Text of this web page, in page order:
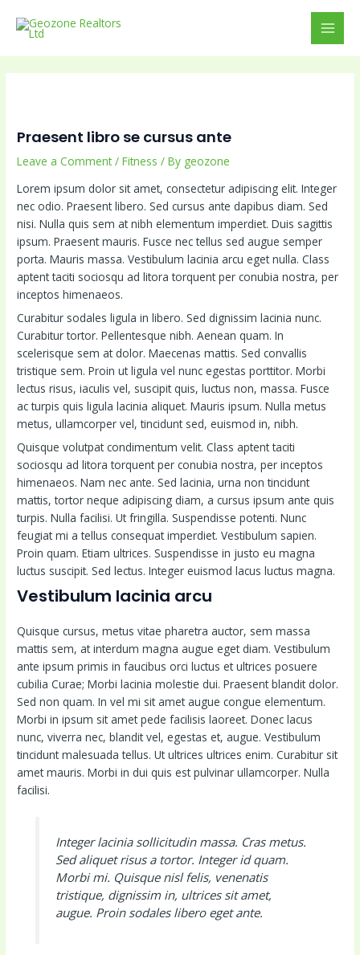
content
Praesent libro se cursus ante
Leave a Comment /Fitness / By geozone
Lorem ipsum dolor sit amet, consectetur adipiscing elit. Integer
nec odio. Praesent libero. Sed cursus ante dapibus diam. Sed
nisi. Nulla quis sem at nibh elementum imperdiet. Duis sagittis
ipsum. Praesent mauris. Fusce nec tellus sed augue semper
porta. Mauris massa. Vestibulum lacinia arcu eget nulla. Class
aptent taciti sociosqu ad litora torquent per conubia nostra, per
inceptos himenaeos.
Curabitur sodales ligula in libero. Sed dignissim lacinia nunc.
Curabitur tortor. Pellentesque nibh. Aenean quam. In
scelerisque sem at dolor. Maecenas mattis. Sed convallis
tristique sem. Proin ut ligula vel nunc egestas porttitor. Morbi
lectus risus, iaculis vel, suscipit quis, luctus non, massa. Fusce
ac turpis quis ligula lacinia aliquet. Mauris ipsum. Nulla metus
metus, ullamcorper vel, tincidunt sed, euismod in, nibh.
Quisque volutpat condimentum velit. Class aptent taciti
sociosqu ad litora torquent per conubia nostra, per inceptos
himenaeos. Nam nec ante. Sed lacinia, urna non tincidunt
mattis, tortor neque adipiscing diam, a cursus ipsum ante quis
turpis. Nulla facilisi. Ut fringilla. Suspendisse potenti. Nunc
feugiat mi a tellus consequat imperdiet. Vestibulum sapien.
Proin quam. Etiam ultrices. Suspendisse in justo eu magna
luctus suscipit. Sed lectus. Integer euismod lacus luctus magna.
Vestibulum lacinia arcu
Quisque cursus, metus vitae pharetra auctor, sem massa
mattis sem, at interdum magna augue eget diam. Vestibulum
ante ipsum primis in faucibus orci luctus et ultrices posuere
cubilia Curae; Morbi lacinia molestie dui. Praesent blandit dolor.
Sed non quam. In vel mi sit amet augue congue elementum.
Morbi in ipsum sit amet pede facilisis laoreet. Donec lacus
nunc, viverra nec, blandit vel, egestas et, augue. Vestibulum
tincidunt malesuada tellus. Ut ultrices ultrices enim. Curabitur sit
amet mauris. Morbi in dui quis est pulvinar ullamcorper. Nulla
facilisi.
Integer lacinia sollicitudin massa. Cras metus.
Sed aliquet risus a tortor. Integer id quam.
Morbi mi. Quisque nisl felis, venenatis
tristique, dignissim in, ultrices sit amet,
augue. Proin sodales libero eget ante.